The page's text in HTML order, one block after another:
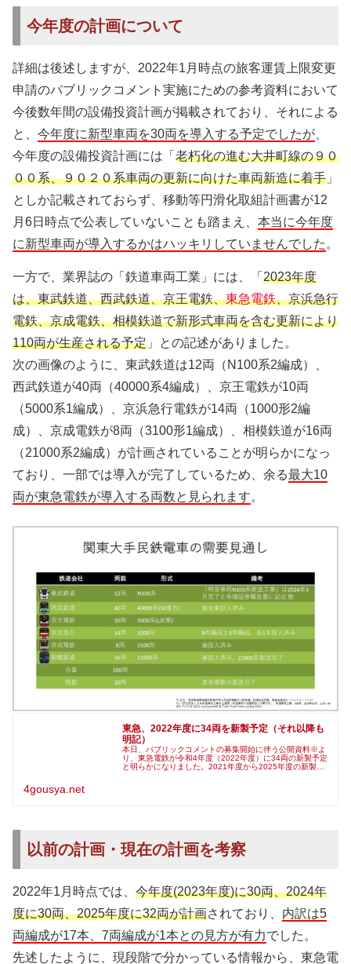
今年度の計画について
詳細は後述しますが、2022年1月時点の旅客運賃上限変更
申請のパブリックコメント実施にための参考資料において
今後数年間の設備投資計画が掲載されており、それによる
と、 今年度に新型車両を30両を導入する予定でしたが
今年度の設備投資計画には「 老朽化の進む大井町線の９０
００系、９０２０系車両の更新に向けた車両新造に着手 」
としか記載されておらず、移動等円滑化取組計画書が12
月6日時点で公表していないことも踏まえ、 本当に今年度
に新型車両が導入するかはハッキリしていませんでした 。
一方で、業界誌の「鉄道車両工業」には、「 2023年度
は、東武鉄道、西武鉄道、京王電鉄、東急電鉄、京浜急行
電鉄、京成電鉄、相模鉄道で新形式車両を含む更新により
110両が生産される予定 」との記述がありました。
次の画像のように、東武鉄道は12両（N100系2編成）、
西武鉄道が40両（40000系4編成）、京王電鉄が10両
（5000系1編成）、京浜急行電鉄が14両（1000形2編
成）、京成電鉄が8両（3100形1編成）、相模鉄道が16両
（21000系2編成）が計画されていることが明らかになっ
ており、一部では導入が完了しているため、余る最大10
両が東急電鉄が導入する両数と見られます。
東急、2022年度に34両を新製予定（それ以降も
明記）
本日、パブリックコメントの募集開始に伴う公開資料※よ
り、東急電鉄が令和4年度（2022年度）に34両の新製予定
と明らかになりました。2021年度から2025年度の新製
4gousya.net
以前の計画・現在の計画を考察
2022年1月時点では、 今年度(2023年度)に30両、2024年
度に30両、2025年度に32両が計画されており、 内訳は5
両編成が17本、7両編成が1本との見方が有力でした。
先述したように、現段階で分かっている情報から、 東急電